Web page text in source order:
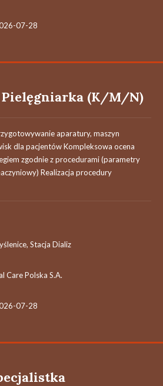
07-28
(K/M/N)
aparatury, maszyn
dla pacjentów Kompleksowa ocena
zgodnie z procedurami (parametry
Realizacja procedury
Stacja Dializ
Care Polska S.A.
07-28